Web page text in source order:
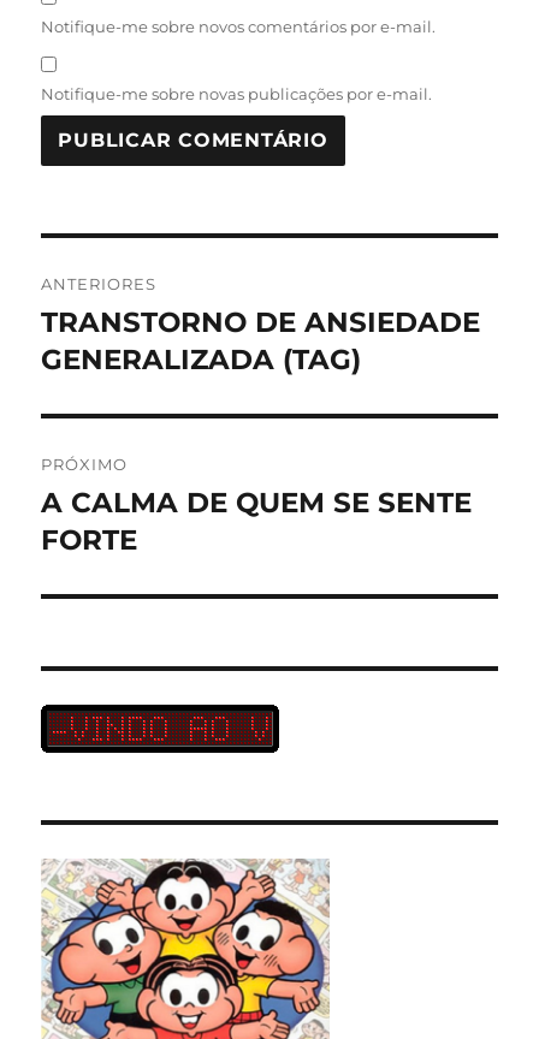
Notifique-me sobre novos comentários por e-mail.
Notifique-me sobre novas publicações por e-mail.
de
Post
ANTERIORES
Post
anterior:
TRANSTORNO DE ANSIEDADE
GENERALIZADA (TAG)
PRÓXIMO
Próximo
post:
A CALMA DE QUEM SE SENTE
FORTE